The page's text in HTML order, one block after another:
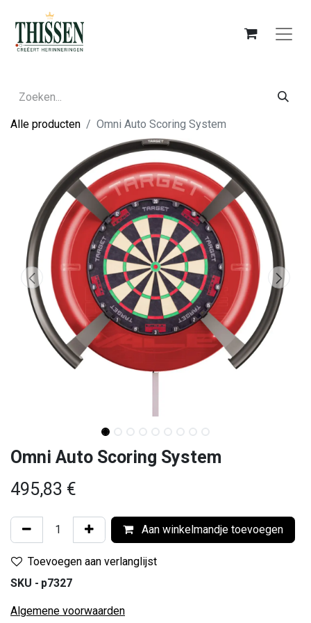
Alle producten Omni Auto Scoring System
Omni Auto Scoring System
495,83 €
Aan winkelmandje toevoegen
Toevoegen aan verlanglijst
SKU - p7327
Algemene voorwaarden